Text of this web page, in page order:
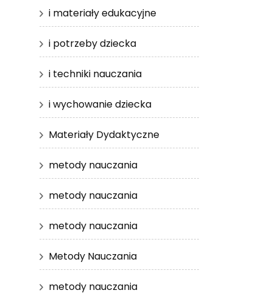
i materiały edukacyjne
i potrzeby dziecka
i techniki nauczania
i wychowanie dziecka
Materiały Dydaktyczne
metody nauczania
metody nauczania
metody nauczania
Metody Nauczania
metody nauczania